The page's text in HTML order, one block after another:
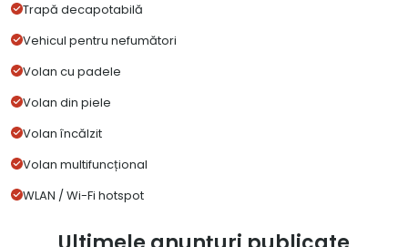
Trapă decapotabilă
Vehicul pentru nefumători
Volan cu padele
Volan din piele
Volan încălzit
Volan multifuncțional
WLAN / Wi-Fi hotspot